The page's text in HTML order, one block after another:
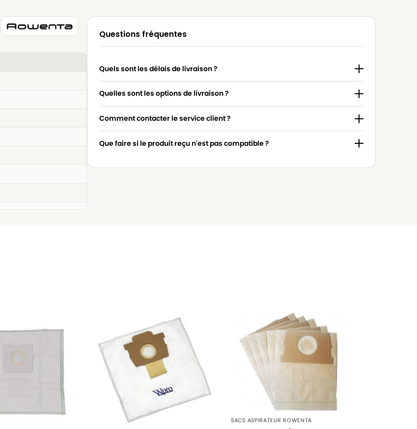
Questions fréquentes
Quels sont les délais de livraison ?
Quelles sont les options de livraison ?
Comment contacter le service client ?
Que faire si le produit reçu n'est pas compatible ?
SACS ASPIRATEUR ROWENTA